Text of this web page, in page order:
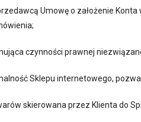
Umowę o założenie
czynności prawnej
Sklepu internetowego,
skierowana przez Klienta do